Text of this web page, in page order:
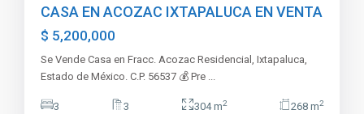
CASA EN ACOZAC IXTAPALUCA EN VENTA
$ 5,200,000
Se Vende Casa en Fracc. Acozac Residencial, Ixtapaluca,
Estado de México. C.P. 56537 💰 Pre ...
3 3 304 m2 268 m2